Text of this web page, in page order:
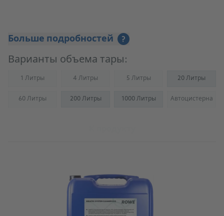
Больше подробностей ?
Варианты объема тары:
1 Литры(Not available) 4 Литры(Not available) 5 Литры(Not available) 20 Литры
60 Литры(Not available)200 Литры 1000 Литры Автоцистерна
(Not